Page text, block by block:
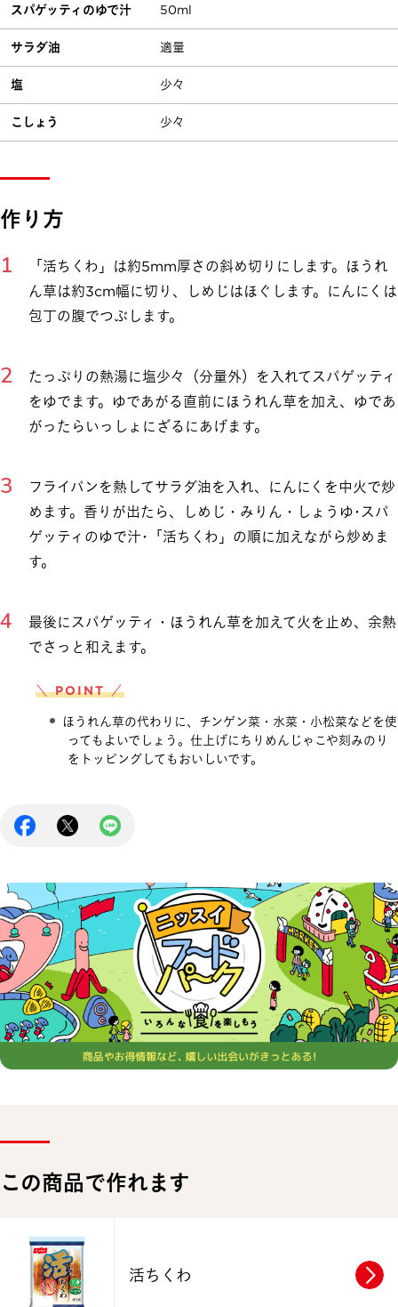
スパゲッティのゆで汁 50ml
サラダ油 適量
塩 少々
こしょう 少々
作り方
「活ちくわ」は約5mm厚さの斜め切りにします。ほうれ
ん草は約3cm幅に切り、しめじはほぐします。にんにくは
包丁の腹でつぶします。
たっぷりの熱湯に塩少々（分量外）を入れてスパゲッティ
をゆでます。ゆであがる直前にほうれん草を加え、ゆであ
がったらいっしょにざるにあげます。
フライパンを熱してサラダ油を入れ、にんにくを中火で炒
めます。香りが出たら、しめじ・みりん・しょうゆ･スパ
ゲッティのゆで汁･「活ちくわ」の順に加えながら炒めま
す。
最後にスパゲッティ・ほうれん草を加えて火を止め、余熱
でさっと和えます。
＼ POINT ／
ほうれん草の代わりに、チンゲン菜・水菜・小松菜などを使
ってもよいでしょう。仕上げにちりめんじゃこや刻みのり
をトッピングしてもおいしいです。
この商品で作れます
活ちくわ